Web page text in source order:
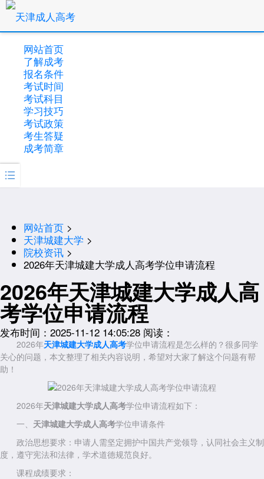
网站首页
了解成考
报名条件
考试时间
考试科目
学习技巧
考试政策
考生答疑
成考简章

网站首页 >
天津城建大学 >
院校资讯 >
2026年天津城建大学成人高考学位申请流程
2026年天津城建大学成人高
考学位申请流程
发布时间：2025-11-12 14:05:28 阅读：
2026年天津城建大学成人高考学位申请流程是怎么样的？很多同学
关心的问题，本文整理了相关内容说明，希望对大家了解这个问题有帮
助！
2026年天津城建大学成人高考学位申请流程如下：
一、 天津城建大学成人高考学位申请条件
政治思想要求：申请人需坚定拥护中国共产党领导，认同社会主义制
度，遵守宪法和法律，学术道德规范良好。
课程成绩要求：